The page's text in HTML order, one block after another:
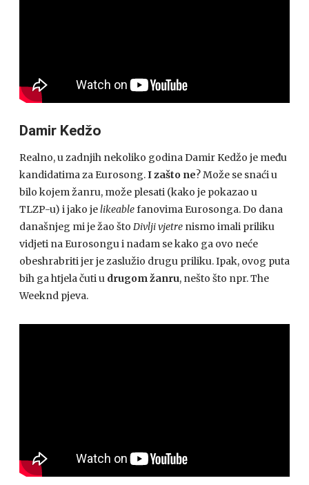
Damir Kedžo
Realno, u zadnjih nekoliko godina Damir Kedžo je među
kandidatima za Eurosong.I zašto ne? Može se snaći u
bilo kojem žanru, može plesati (kako je pokazao u
TLZP-u) i jako jelikeablefanovima Eurosonga. Do dana
današnjeg mi je žao što Divlji vjetre nismo imali priliku
vidjeti na Eurosongu i nadam se kako ga ovo neće
obeshrabriti jer je zaslužio drugu priliku. Ipak, ovog puta
bih ga htjela čuti u drugom žanru, nešto što npr. The
Weeknd pjeva.